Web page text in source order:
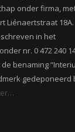
onder firma,
Liénaertstraat 18A.
in het
nr. 0 472 240
benaming
gedeponeerd